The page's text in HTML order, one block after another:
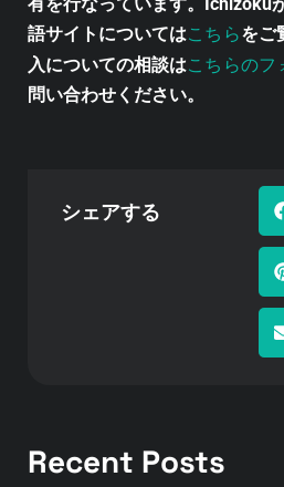
語サイトについてはこちらをご
入についての相談はこちらのフ
問い合わせください。
シェアする
Recent Posts